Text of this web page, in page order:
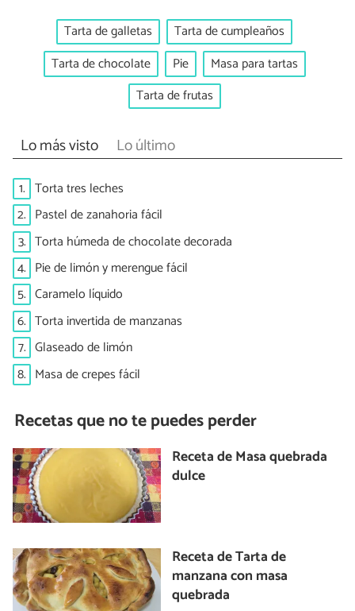
Tarta de galletas
Tarta de cumpleaños
Tarta de chocolate
Pie
Masa para tartas
Tarta de frutas
Lo más visto Lo último
1. Torta tres leches
2. Pastel de zanahoria fácil
3. Torta húmeda de chocolate decorada
4. Pie de limón y merengue fácil
5. Caramelo líquido
6. Torta invertida de manzanas
7. Glaseado de limón
8. Masa de crepes fácil
Recetas que no te puedes perder
Receta de Masa quebrada
dulce
Receta de Tarta de
manzana con masa
quebrada